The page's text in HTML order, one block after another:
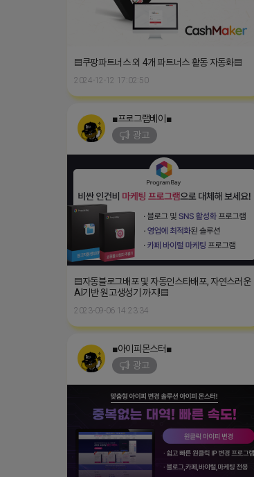
▤쿠팡파트너스 외 4개 파트너스 활동 자동화▤
2024-12-12 17:02:50
■프로그램베이■
광고
▤자동블로그배포 및 자동인스타배포, 자연스러운
AI기반 원고생성기 까지!▤
2023-09-06 14:23:34
■아이피몬스터■
광고